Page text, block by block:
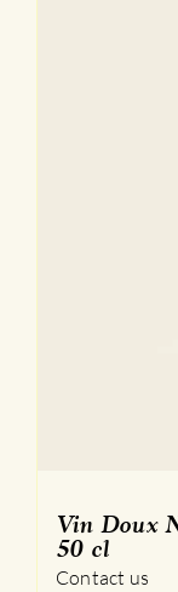
Vin Doux
50 cl
Contact us